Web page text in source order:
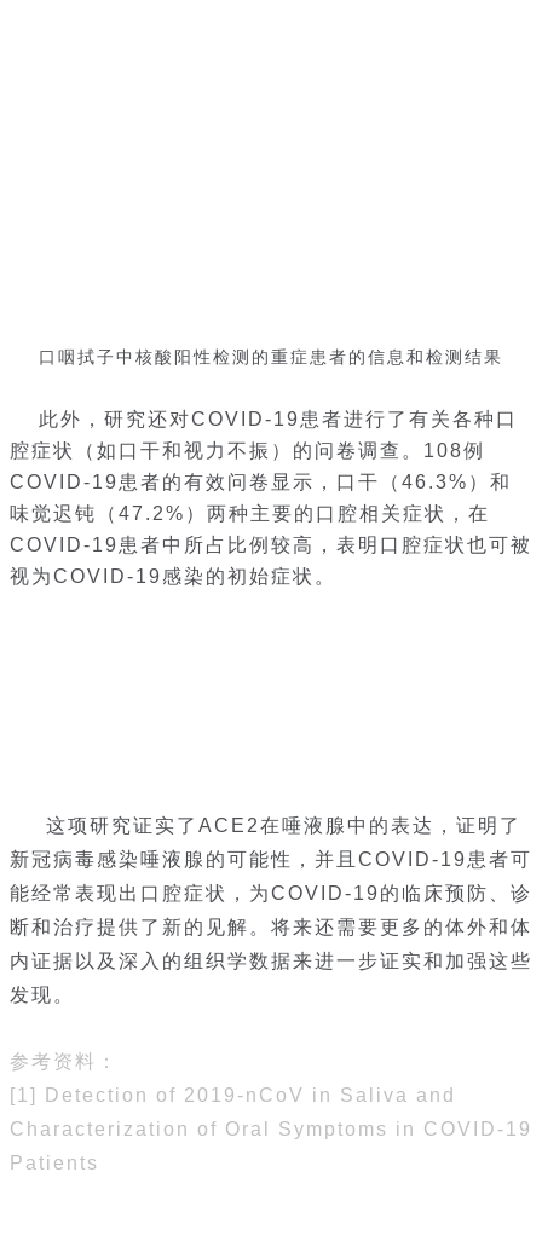
口咽拭子中核酸阳性检测的重症患者的信息和检测结果
此外，研究还对COVID-19患者进行了有关各种口
腔症状（如口干和视力不振）的问卷调查。108例
COVID-19患者的有效问卷显示，口干（46.3%）和
味觉迟钝（47.2%）两种主要的口腔相关症状，在
COVID-19患者中所占比例较高，表明口腔症状也可被
视为COVID-19感染的初始症状。
这项研究证实了ACE2在唾液腺中的表达，证明了
新冠病毒感染唾液腺的可能性，并且COVID-19患者可
能经常表现出口腔症状，为COVID-19的临床预防、诊
断和治疗提供了新的见解。将来还需要更多的体外和体
内证据以及深入的组织学数据来进一步证实和加强这些
发现。
参考资料：
[1] Detection of 2019-nCoV in Saliva and
Characterization of Oral Symptoms in COVID-19
Patients